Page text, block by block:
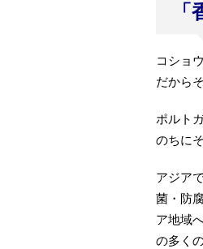
コショ
だから
ポルト
のちに
アジア
菌・防
ア地域
の多く